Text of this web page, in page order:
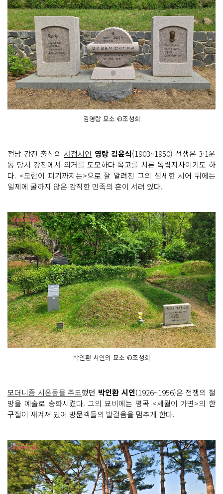
김영랑 묘소 ©조성희
전남 강진 출신의서정시인 영랑 김윤식(1903~1950) 선생은 3·1운
동 당시 강진에서 의거를 도모하다 옥고를 치른 독립지사이기도 하
다. <모란이 피기까지는>으로 잘 알려진 그의 섬세한 시어 뒤에는
일제에 굴하지 않은 강직한 민족의 혼이 서려 있다.
박인환 시인의 묘소 ©조성희
모더니즘 시운동을 주도했던 박인환 시인(1926~1956)은 전쟁의 절
망을 예술로 승화시켰다. 그의 묘비에는 명곡 <세월이 가면>의 한
구절이 새겨져 있어 방문객들의 발걸음을 멈추게 한다.